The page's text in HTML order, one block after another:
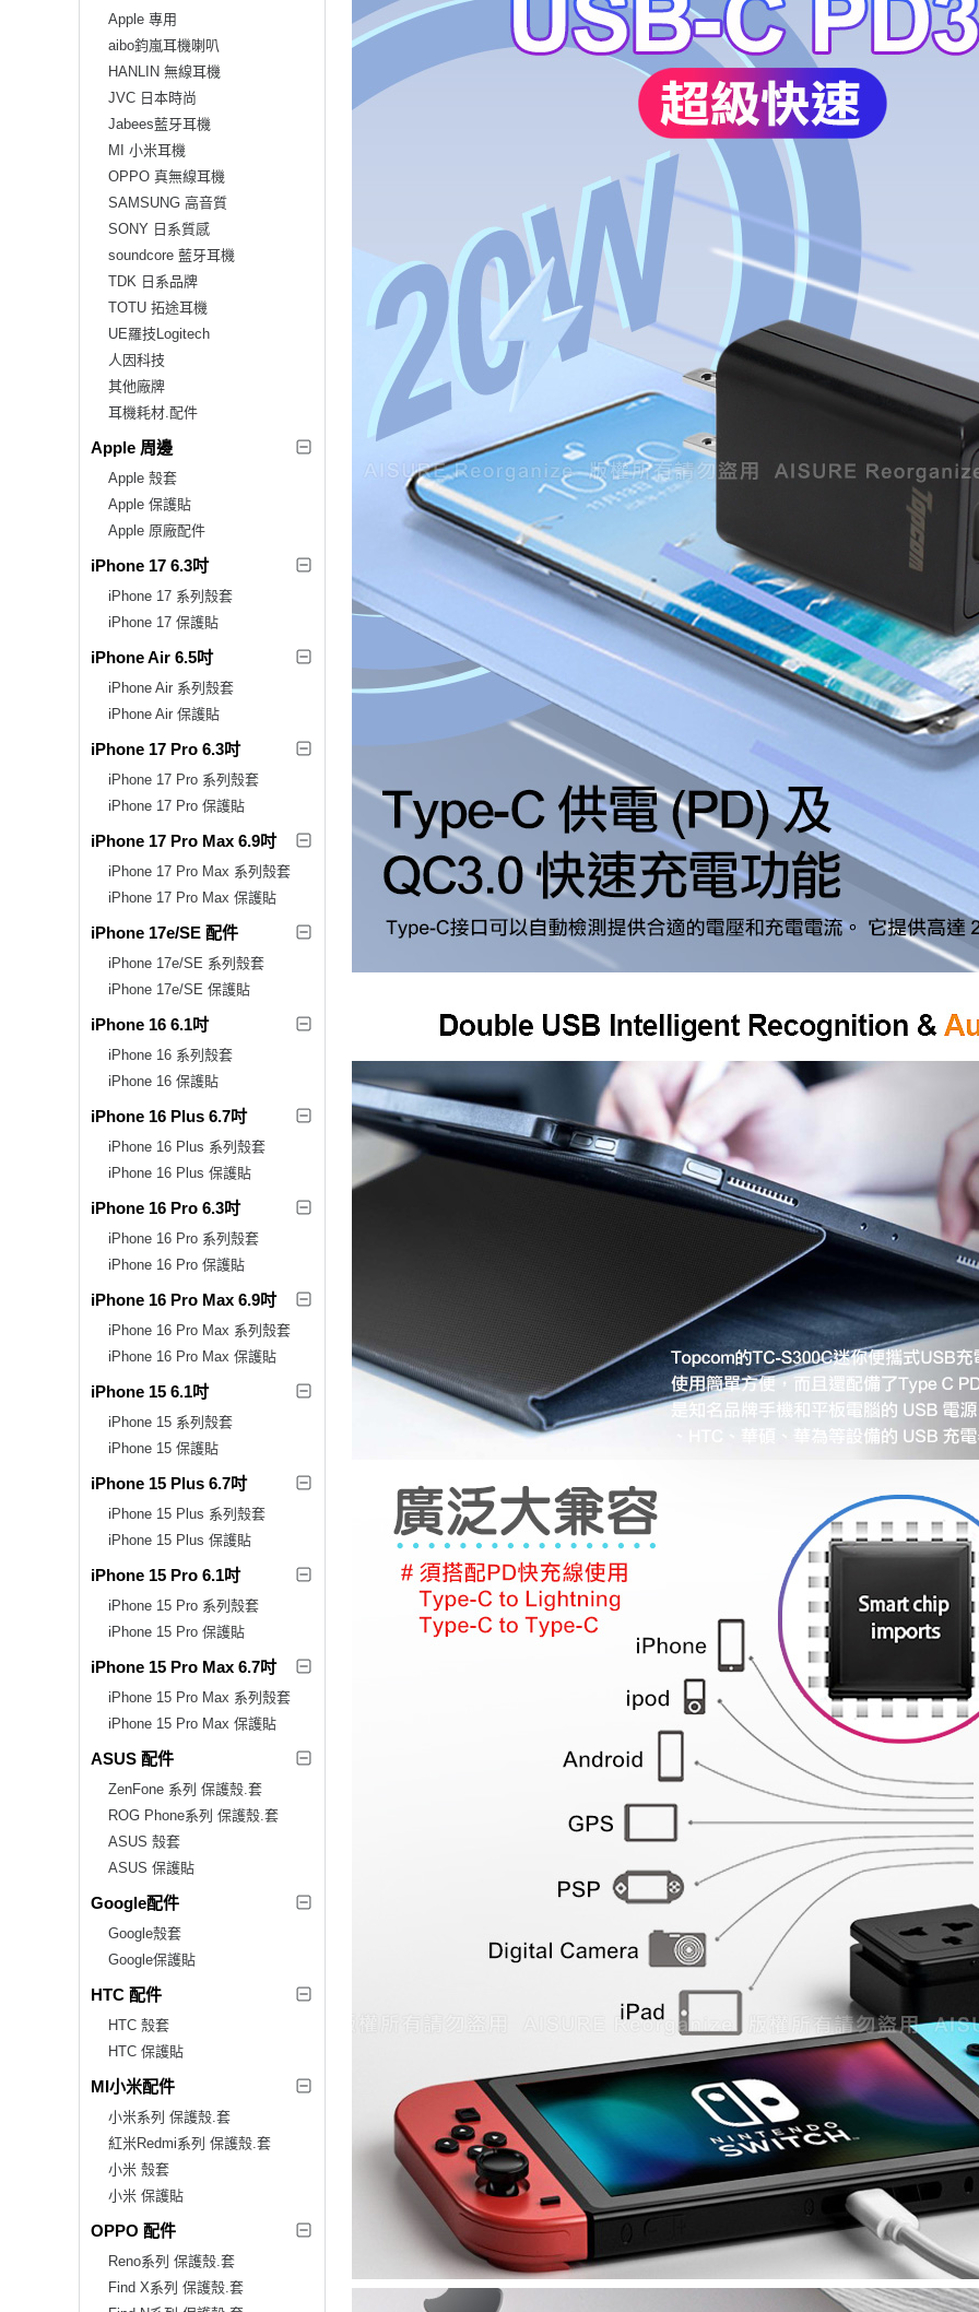
Apple 專用
aibo鈞嵐耳機喇叭
HANLIN 無線耳機
JVC 日本時尚
Jabees藍牙耳機
MI 小米耳機
OPPO 真無線耳機
SAMSUNG 高音質
SONY 日系質感
soundcore 藍牙耳機
TDK 日系品牌
TOTU 拓途耳機
UE羅技Logitech
人因科技
其他廠牌
耳機耗材.配件
Apple 周邊
Apple 殼套
Apple 保護貼
Apple 原廠配件
iPhone 17 6.3吋
iPhone 17 系列殼套
iPhone 17 保護貼
iPhone Air 6.5吋
iPhone Air 系列殼套
iPhone Air 保護貼
iPhone 17 Pro 6.3吋
iPhone 17 Pro 系列殼套
iPhone 17 Pro 保護貼
iPhone 17 Pro Max 6.9吋
iPhone 17 Pro Max 系列殼套
iPhone 17 Pro Max 保護貼
iPhone 17e/SE 配件
iPhone 17e/SE 系列殼套
iPhone 17e/SE 保護貼
iPhone 16 6.1吋
iPhone 16 系列殼套
iPhone 16 保護貼
iPhone 16 Plus 6.7吋
iPhone 16 Plus 系列殼套
iPhone 16 Plus 保護貼
iPhone 16 Pro 6.3吋
iPhone 16 Pro 系列殼套
iPhone 16 Pro 保護貼
iPhone 16 Pro Max 6.9吋
iPhone 16 Pro Max 系列殼套
iPhone 16 Pro Max 保護貼
iPhone 15 6.1吋
iPhone 15 系列殼套
iPhone 15 保護貼
iPhone 15 Plus 6.7吋
iPhone 15 Plus 系列殼套
iPhone 15 Plus 保護貼
iPhone 15 Pro 6.1吋
iPhone 15 Pro 系列殼套
iPhone 15 Pro 保護貼
iPhone 15 Pro Max 6.7吋
iPhone 15 Pro Max 系列殼套
iPhone 15 Pro Max 保護貼
ASUS 配件
ZenFone 系列 保護殼.套
ROG Phone系列 保護殼.套
ASUS 殼套
ASUS 保護貼
Google配件
Google殼套
Google保護貼
HTC 配件
HTC 殼套
HTC 保護貼
MI小米配件
小米系列 保護殼.套
紅米Redmi系列 保護殼.套
小米 殼套
小米 保護貼
OPPO 配件
Reno系列 保護殼.套
Find X系列 保護殼.套